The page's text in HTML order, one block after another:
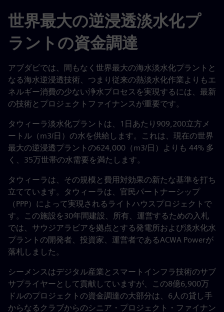
世界最大の逆浸透淡水化プ
ラントの資金調達
アブダビでは、間もなく世界最大の海水淡水化プラントと
なる海水逆浸透技術、つまり従来の熱淡水化作業よりもエ
ネルギー消費の少ない浄水プロセスを実現するには、最新
の技術とプロジェクトファイナンスが重要です。
タウィーラ淡水化プラントは、1日あたり909,200立方メ
ートル（m3/日）の水を供給します。これは、現在の世界
最大の逆浸透プラントの624,000（m3/日）よりも 44% 多
く、35万世帯の水需要を満たします。
タウィーラは、その規模と費用対効果の新たな基準を打ち
立てています。タウィーラは、官民パートナーシップ
（PPP）によって実現されるライトハウスプロジェクトで
す。この施設を30年間建設、所有、運営するための入札
では、サウジアラビアを拠点とする発電所および淡水化水
プラントの開発者、投資家、運営者であるACWA Powerが
落札しました。
シーメンスはデジタル産業とスマートインフラ技術のサブ
サプライヤーとして貢献していますが、この8億6,900万
ドルのプロジェクトの資金調達の大部分は、6人の貸し手
からなるクラブからのシニア・プロジェクト・ファイナン